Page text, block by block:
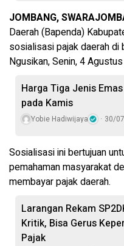
JOMBANG,
Daerah (Bapenda)
sosialisasi pajak daerah di
Ngusikan, Senin, 4
Harga Tiga Jenis
pada Kamis
Yobie Hadiwijaya 30/
Sosialisasi ini bertujuan
pemahaman masyarakat
membayar pajak daerah.
Larangan Rekam
Kritik, Bisa Gerus
Pajak